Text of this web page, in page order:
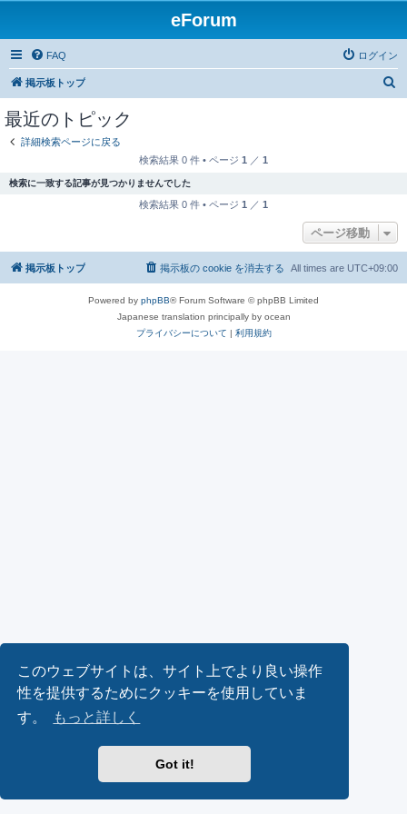
このウェブサイトは、サイト上でより良い操作
性を提供するためにクッキーを使用していま
す。
もっと詳しく
Got it!
eForum
FAQ ログイン
掲示板トップ
最近のトピック
詳細検索ページに戻る
検索結果 0 件 • ページ 1 ／ 1
検索に一致する記事が見つかりませんでした
検索結果 0 件 • ページ 1 ／ 1
ページ移動
掲示板トップ All times are UTC+09:00
掲示板の cookie を消去する
Powered by phpBB® Forum Software © phpBB Limited
Japanese translation principally by ocean
プライバシーについて | 利用規約